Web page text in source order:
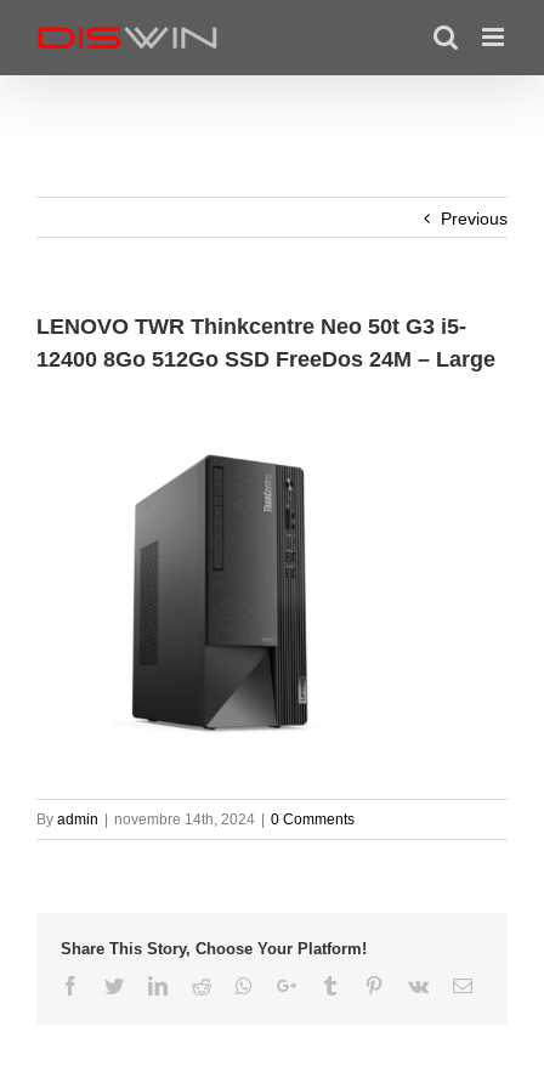
Previous
LENOVO TWR Thinkcentre Neo 50t G3 i5-
12400 8Go 512Go SSD FreeDos 24M – Large
By admin novembre 14th, 2024 0 Comments
Share This Story, Choose Your Platform!
Facebook
TwitterLinkedIn
Reddit Whatsapp
Google+Tumblr Pinterest
Vk Email